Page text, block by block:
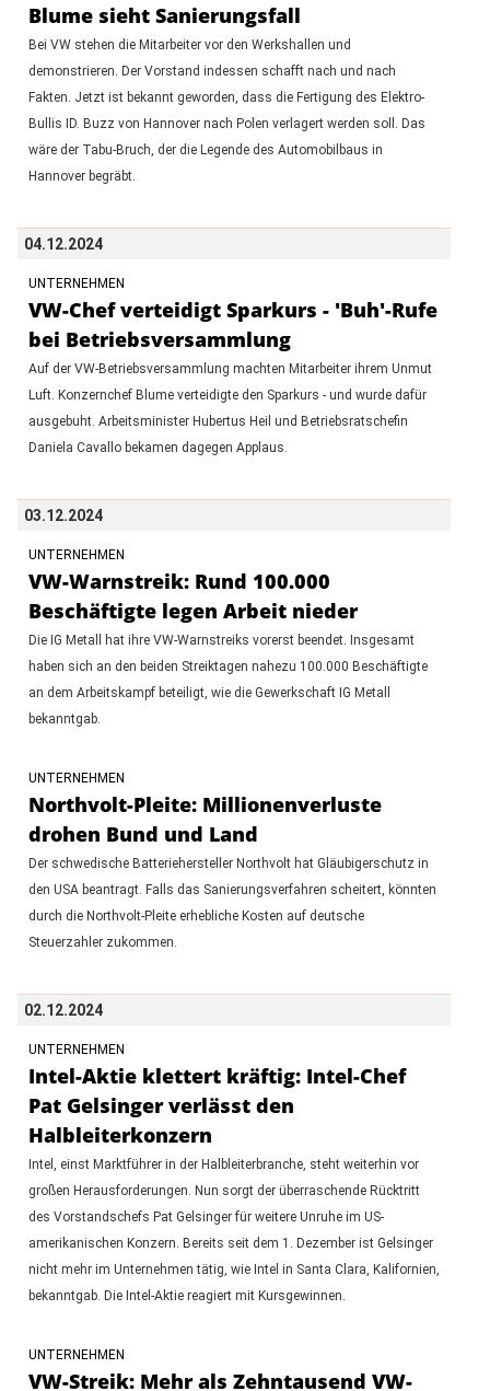
Blume sieht Sanierungsfall
Bei VW stehen die Mitarbeiter vor den Werkshallen und
demonstrieren. Der Vorstand indessen schafft nach und nach
Fakten. Jetzt ist bekannt geworden, dass die Fertigung des Elektro-
Bullis ID. Buzz von Hannover nach Polen verlagert werden soll. Das
wäre der Tabu-Bruch, der die Legende des Automobilbaus in
Hannover begräbt.
04.12.2024
UNTERNEHMEN
VW-Chef verteidigt Sparkurs - 'Buh'-Rufe
bei Betriebsversammlung
Auf der VW-Betriebsversammlung machten Mitarbeiter ihrem Unmut
Luft. Konzernchef Blume verteidigte den Sparkurs - und wurde dafür
ausgebuht. Arbeitsminister Hubertus Heil und Betriebsratschefin
Daniela Cavallo bekamen dagegen Applaus.
03.12.2024
UNTERNEHMEN
VW-Warnstreik: Rund 100.000
Beschäftigte legen Arbeit nieder
Die IG Metall hat ihre VW-Warnstreiks vorerst beendet. Insgesamt
haben sich an den beiden Streiktagen nahezu 100.000 Beschäftigte
an dem Arbeitskampf beteiligt, wie die Gewerkschaft IG Metall
bekanntgab.
UNTERNEHMEN
Northvolt-Pleite: Millionenverluste
drohen Bund und Land
Der schwedische Batteriehersteller Northvolt hat Gläubigerschutz in
den USA beantragt. Falls das Sanierungsverfahren scheitert, könnten
durch die Northvolt-Pleite erhebliche Kosten auf deutsche
Steuerzahler zukommen.
02.12.2024
UNTERNEHMEN
Intel-Aktie klettert kräftig: Intel-Chef
Pat Gelsinger verlässt den
Halbleiterkonzern
Intel, einst Marktführer in der Halbleiterbranche, steht weiterhin vor
großen Herausforderungen. Nun sorgt der überraschende Rücktritt
des Vorstandschefs Pat Gelsinger für weitere Unruhe im US-
amerikanischen Konzern. Bereits seit dem 1. Dezember ist Gelsinger
nicht mehr im Unternehmen tätig, wie Intel in Santa Clara, Kalifornien,
bekanntgab. Die Intel-Aktie reagiert mit Kursgewinnen.
UNTERNEHMEN
VW-Streik: Mehr als Zehntausend VW-